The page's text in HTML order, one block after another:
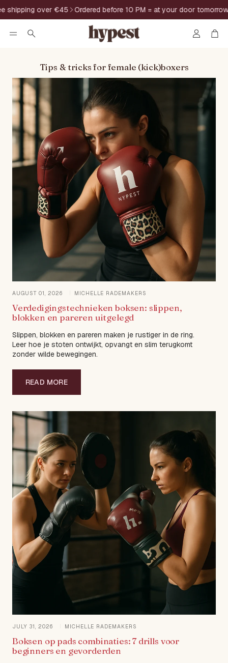
over €45 Ordered before 10 PM = at your door tomorrow 14-
Search AccountCart
Tips & tricks for female (kick)boxers
AUGUST 01, 2026 MICHELLE RADEMAKERS
Verdedigingstechnieken boksen: slippen,
blokken en pareren uitgelegd
Slippen, blokken en pareren maken je rustiger in de ring.
Leer hoe je stoten ontwijkt, opvangt en slim terugkomt
zonder wilde bewegingen.
READ MORE
JULY 31, 2026 MICHELLE RADEMAKERS
Boksen op pads combinaties: 7 drills voor
beginners en gevorderden